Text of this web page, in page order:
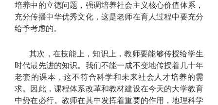
培养中的立德问题，强调培养社会主义核心价值体系，
充分传播中华优秀文化，这是老师在育人过程中要充分
给予考虑的。
其次，在技能上，知识上，教师要能够传授给学生
时代最先进的知识。我们不能一成不变地传授着几十年
老套的课本，这不符合科学和未来社会人才培养的需
求。因此，课程体系改革和教材建设在今天的大学教育
中势在必行。教师在其中发挥着重要的作用，地理科学